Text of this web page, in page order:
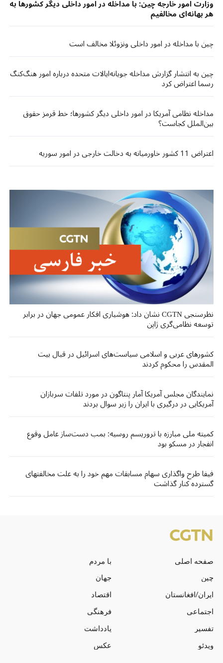
وزارت امور خارجه چین: با مداخله در امور داخلی دیگر کشورها به
هر بهانه‌ای مخالفیم
چین با مداخله در امور داخلی ونزوئلا مخالف است
چین به انتشار گزارش مداخله جویانه‌ایالات متحده درباره امور هنگ‌کنگ
رسما اعتراض کرد
مداخله نظامی آمریکا در امور داخلی دیگر کشورها؛ خط قرمز حقوق
بین‌الملل کجاست؟
اعتراض 11 کشور خاورمیانه به دخالت خارجی در امور سوریه
نظرسنجی CGTN نشان داد: هوشیاری افکار عمومی جهان در برابر
توسعه نظامی‌گری ژاپن
کشورهای عربی و اسلامی سیاست‌های اسرائیل در قبال بیت
المقدس را محکوم کردند
نمایندگان مجلس آمریکا آمار پنتاگون در مورد تلفات سربازان
آمریکایی در درگیری با ایران را زیر سوال بردند
کمیته ملی مبارزه با تروریسم روسیه: بمب دست‌ساز عامل وقوع
انفجار در مسکو بود
فیفا طرح واگذاری سهام مسابقات مهم خود را به علت مخالفتهای
گسترده کنار گذاشت
صفحه اصلی
با مردم
چین
جهان
ایران/افغانستان
اقتصاد
اجتماعی
فرهنگی
تفسیر
یادداشت
ویدئو
عکس